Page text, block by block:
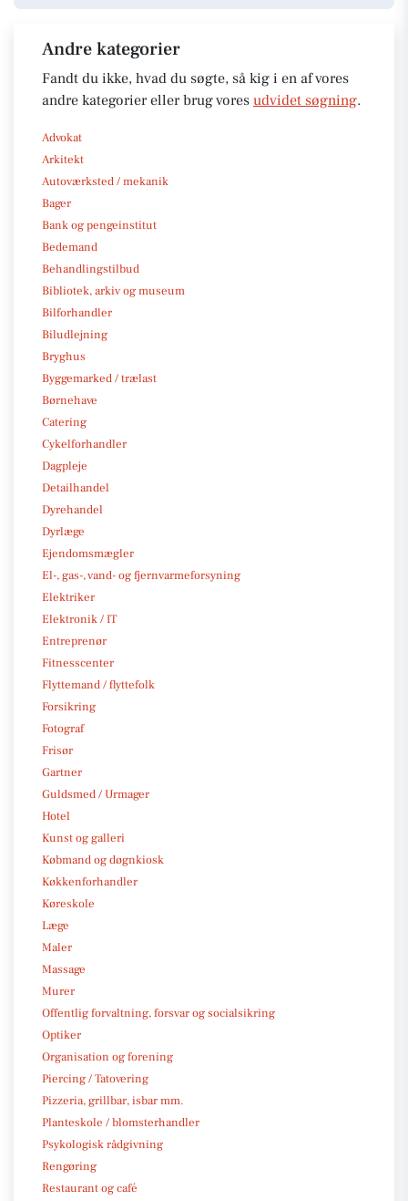
Andre kategorier
Fandt du ikke, hvad du søgte, så kig i en af vores
andre kategorier eller brug vores udvidet søgning.
Advokat
Arkitekt
Autoværksted / mekanik
Bager
Bank og pengeinstitut
Bedemand
Behandlingstilbud
Bibliotek, arkiv og museum
Bilforhandler
Biludlejning
Bryghus
Byggemarked / trælast
Børnehave
Catering
Cykelforhandler
Dagpleje
Detailhandel
Dyrehandel
Dyrlæge
Ejendomsmægler
El-, gas-, vand- og fjernvarmeforsyning
Elektriker
Elektronik / IT
Entreprenør
Fitnesscenter
Flyttemand / flyttefolk
Forsikring
Fotograf
Frisør
Gartner
Guldsmed / Urmager
Hotel
Kunst og galleri
Købmand og døgnkiosk
Køkkenforhandler
Køreskole
Læge
Maler
Massage
Murer
Offentlig forvaltning, forsvar og socialsikring
Optiker
Organisation og forening
Piercing / Tatovering
Pizzeria, grillbar, isbar mm.
Planteskole / blomsterhandler
Psykologisk rådgivning
Rengøring
Restaurant og café